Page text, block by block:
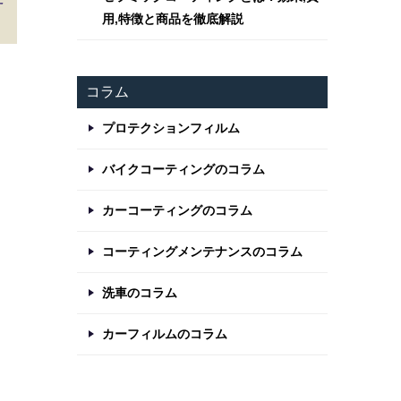
用,特徴と商品を徹底解説
コラム
プロテクションフィルム
バイクコーティングのコラム
カーコーティングのコラム
コーティングメンテナンスのコラム
洗車のコラム
カーフィルムのコラム